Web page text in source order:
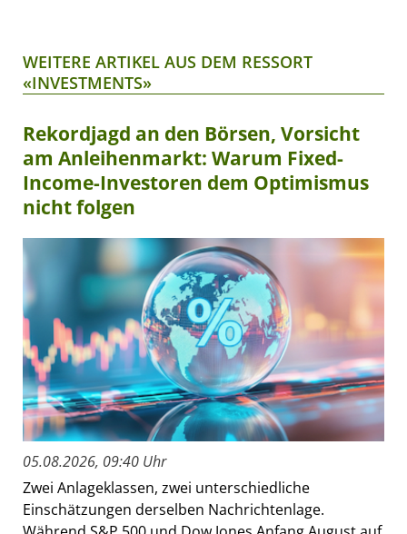
WEITERE ARTIKEL AUS DEM RESSORT
«INVESTMENTS»
Rekordjagd an den Börsen, Vorsicht
am Anleihenmarkt: Warum Fixed-
Income-Investoren dem Optimismus
nicht folgen
05.08.2026, 09:40 Uhr
Zwei Anlageklassen, zwei unterschiedliche
Einschätzungen derselben Nachrichtenlage.